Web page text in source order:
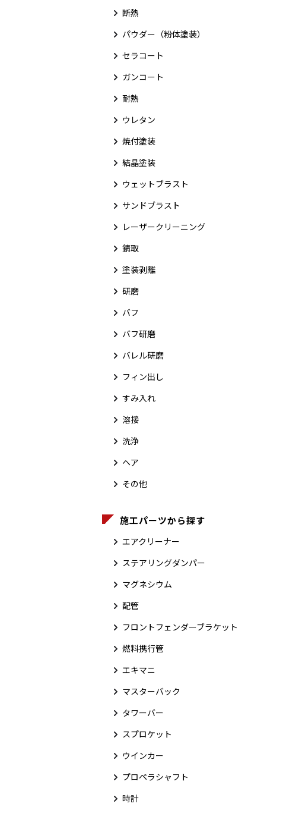
断熱
パウダー（粉体塗装）
セラコート
ガンコート
耐熱
ウレタン
焼付塗装
結晶塗装
ウェットブラスト
サンドブラスト
レーザークリーニング
錆取
塗装剥離
研磨
バフ
バフ研磨
バレル研磨
フィン出し
すみ入れ
溶接
洗浄
ヘア
その他
施工パーツから探す
エアクリーナー
ステアリングダンパー
マグネシウム
配管
フロントフェンダーブラケット
燃料携行管
エキマニ
マスターバック
タワーバー
スプロケット
ウインカー
プロペラシャフト
時計